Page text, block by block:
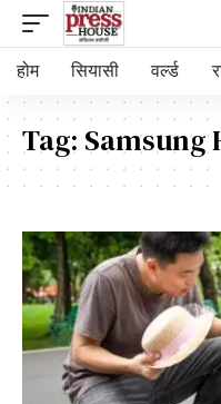
होम सियासी वर्ल्ड
Tag: Samsung